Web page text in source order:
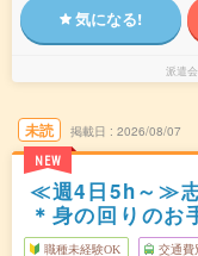
気になる!
派遣
未読
NEW
掲載日 2026/08/07
≪週4日5h～≫志
＊身の回りのお
職種未経験OK 交通費